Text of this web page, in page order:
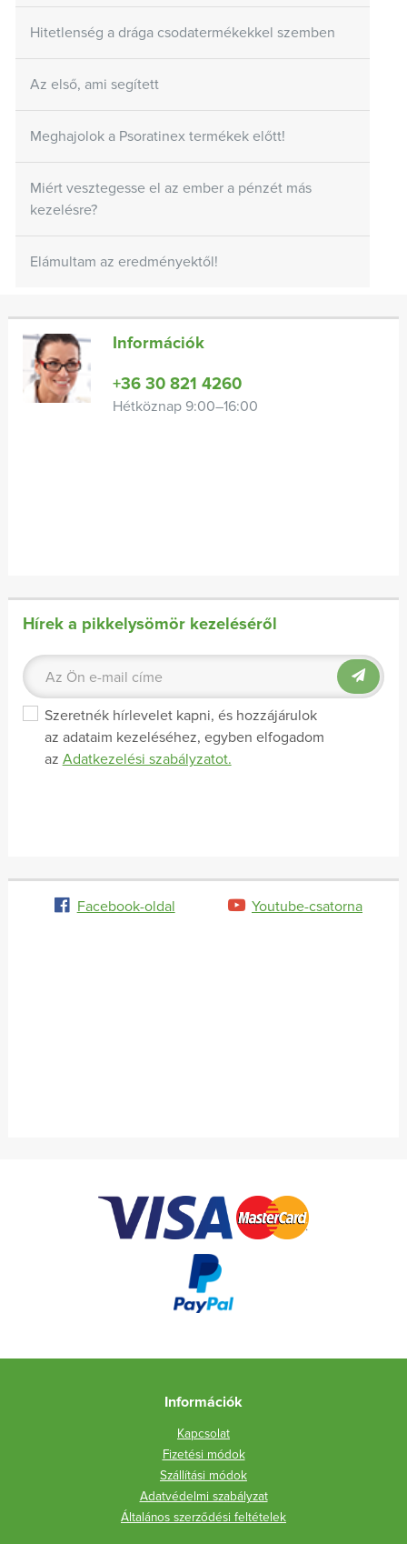
Hitetlenség a drága csodatermékekkel szemben
Az első, ami segített
Meghajolok a Psoratinex termékek előtt!
Miért vesztegesse el az ember a pénzét más
kezelésre?
Elámultam az eredményektől!
Információk
+36 30 821 4260
Hétköznap 9:00–16:00
Hírek a pikkelysömör kezeléséről
Szeretnék hírlevelet kapni, és hozzájárulok
az adataim kezeléséhez, egyben elfogadom
az Adatkezelési szabályzatot.
Facebook-oldal Youtube-csatorna
Információk
Kapcsolat
Fizetési módok
Szállítási módok
Adatvédelmi szabályzat
Általános szerződési feltételek